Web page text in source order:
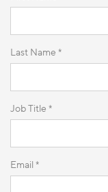
Last Name *
Job Title *
Email *